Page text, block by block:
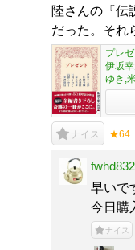
陸さんの『伝
だった。それ
プレ
伊坂
ゆき,
ナイス ★64
早いで
今日購
ナイス